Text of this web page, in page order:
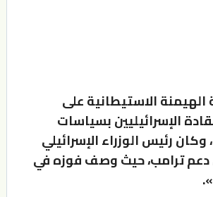
الاستيطانية على
الإسرائيليين بسياسات
رئيس الوزراء الإسرائيلي
دعم ترامب، حيث وصف فوزه في